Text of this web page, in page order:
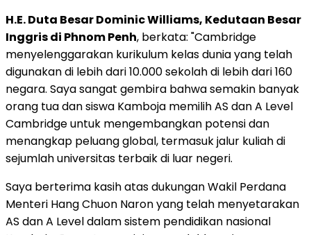
H.E.Duta Besar Dominic Williams, Kedutaan Besar
Inggris di Phnom Penh, berkata: "Cambridge
menyelenggarakan kurikulum kelas dunia yang telah
digunakan di lebih dari 10.000 sekolah di lebih dari 160
negara. Saya sangat gembira bahwa semakin banyak
orang tua dan siswa Kamboja memilih AS dan A Level
Cambridge untuk mengembangkan potensi dan
menangkap peluang global, termasuk jalur kuliah di
sejumlah universitas terbaik di luar negeri.
Saya berterima kasih atas dukungan Wakil Perdana
Menteri Hang Chuon Naron yang telah menyetarakan
AS dan A Level dalam sistem pendidikan nasional